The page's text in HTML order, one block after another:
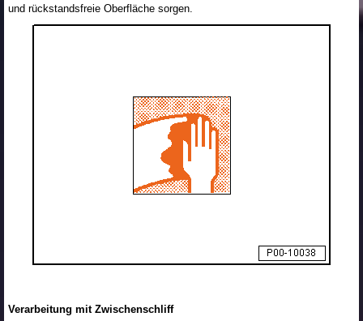
und rückstandsfreie Oberfläche sorgen.
Verarbeitung mit Zwischenschliff